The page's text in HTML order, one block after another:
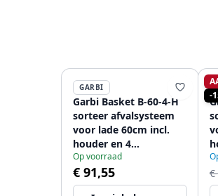
GARBI
Garbi Basket B-60-4-H
sorteer afvalsysteem
voor lade 60cm incl.
houder en 4
afvalbakken
1208957472
Op voorraad
€ 91,55
-
€